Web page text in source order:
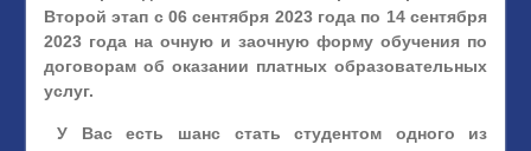
Второй этап с 06 сентября 2023 года по 14 сентября
2023 года на очную и заочную форму обучения по
договорам об оказании платных образовательных
услуг.
У Вас есть шанс стать студентом одного из